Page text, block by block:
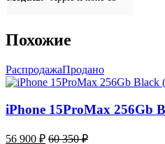
Похожие
РаспродажаПродано
iPhone 15ProMax 256Gb
56 900 ₽ 60 350₽